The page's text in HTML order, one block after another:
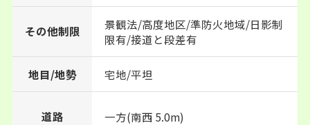
その他制限
景観法/高度地区/準防火地域/日影制
限有/接道と段差有
地目/地勢 宅地/平坦
道路 一方(南西 5.0m)